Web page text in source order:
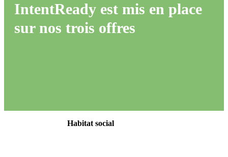
IntentReady est mis en place
sur nos trois offres
Habitat social